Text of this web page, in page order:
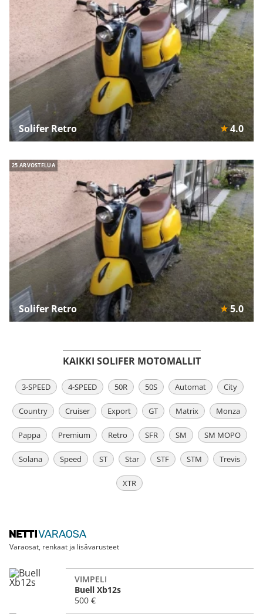
Solifer Retro 4.0
25 ARVOSTELUA
Solifer Retro 5.0
KAIKKI SOLIFER MOTOMALLIT
3-SPEED 4-SPEED 50R 50S Automat City
Country Cruiser Export GT Matrix Monza
Pappa Premium Retro SFR SM SM MOPO
Solana Speed ST Star STF STM Trevis
XTR
Varaosat, renkaat ja lisävarusteet
VIMPELI
Buell Xb12s
500 €